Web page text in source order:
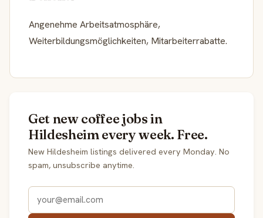
Angenehme Arbeitsatmosphäre,
Weiterbildungsmöglichkeiten, Mitarbeiterrabatte.
Get new coffee jobs in
Hildesheim every week. Free.
New Hildesheim listings delivered every Monday. No
spam, unsubscribe anytime.